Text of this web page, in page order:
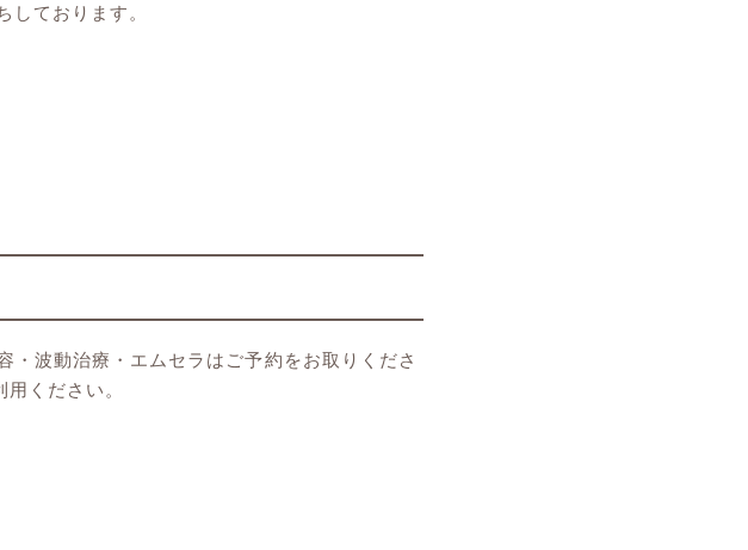
ております。
波動治療・エムセラはご予約をお取りくださ
ください。